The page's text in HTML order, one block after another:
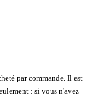
par commande. Il est
: si vous n'avez